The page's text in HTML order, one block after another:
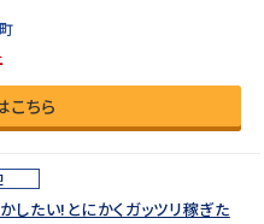
こちら
したい!とにかくガッツリ稼ぎた